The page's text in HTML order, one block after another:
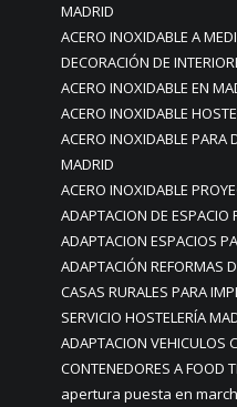
MADRID
ACERO INOXIDABLE A
DECORACIÓN DE
ACERO INOXIDABLE EN
ACERO INOXIDABLE
ACERO INOXIDABLE PARA
MADRID
ACERO INOXIDABLE
ADAPTACION DE ESPACIO
ADAPTACION ESPACIOS
ADAPTACIÓN REFORMAS
CASAS RURALES PARA
SERVICIO HOSTELERÍA
ADAPTACION VEHICULOS
CONTENEDORES A FOOD
apertura puesta en